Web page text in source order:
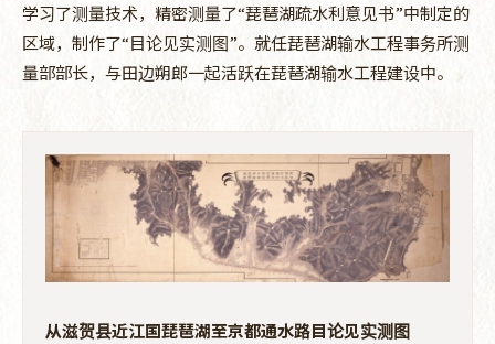
学习了测量技术，精密测量了“琵琶湖疏水利意见书”中制定的
区域，制作了“目论见实测图”。就任琵琶湖输水工程事务所测
量部部长，与田边朔郎一起活跃在琵琶湖输水工程建设中。
从滋贺县近江国琵琶湖至京都通水路目论见实测图